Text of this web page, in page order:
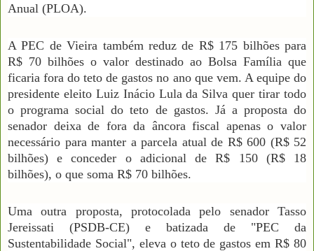
Anual (PLOA).
A PEC de Vieira também reduz de R$ 175 bilhões para
R$ 70 bilhões o valor destinado ao Bolsa Família que
ficaria fora do teto de gastos no ano que vem. A equipe do
presidente eleito Luiz Inácio Lula da Silva quer tirar todo
o programa social do teto de gastos. Já a proposta do
senador deixa de fora da âncora fiscal apenas o valor
necessário para manter a parcela atual de R$ 600 (R$ 52
bilhões) e conceder o adicional de R$ 150 (R$ 18
bilhões), o que soma R$ 70 bilhões.
Uma outra proposta, protocolada pelo senador Tasso
Jereissati (PSDB-CE) e batizada de "PEC da
Sustentabilidade Social", eleva o teto de gastos em R$ 80